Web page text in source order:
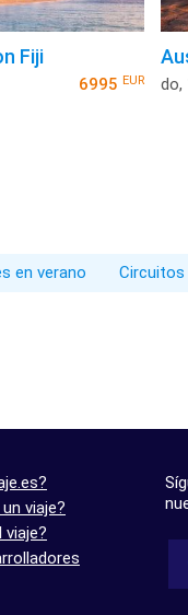
Fiji
6995EUR do,
en verano
Circuitos
viaje?
viaje?